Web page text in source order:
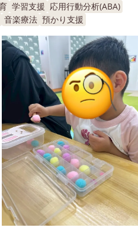
学習支援 応用行動分析(ABA)
音楽療法 預かり支援